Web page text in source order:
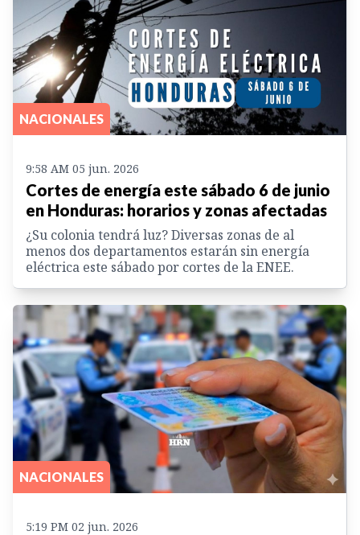
NACIONALES
9:58 AM 05 jun. 2026
Cortes de energía este sábado 6 de junio
en Honduras: horarios y zonas afectadas
¿Su colonia tendrá luz? Diversas zonas de al
menos dos departamentos estarán sin energía
eléctrica este sábado por cortes de la ENEE.
NACIONALES
5:19 PM 02 jun. 2026